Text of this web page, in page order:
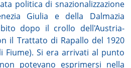
politica di snazionalizzazione
Giulia e della Dalmazia
dopo il crollo dell'Austria-
il Trattato di Rapallo del 1920
Fiume). Si era arrivati al punto
potevano esprimersi nella